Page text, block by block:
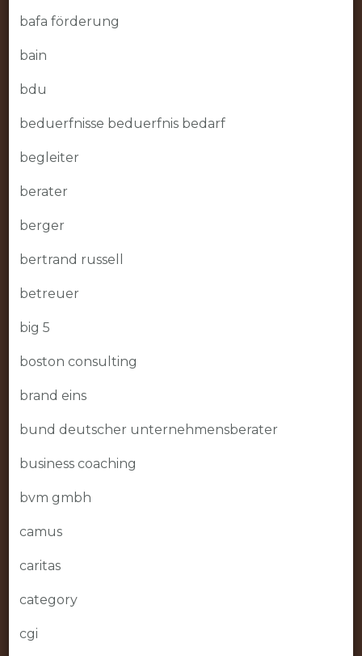
bafa förderung
bain
bdu
beduerfnisse beduerfnis bedarf
begleiter
berater
berger
bertrand russell
betreuer
big 5
boston consulting
brand eins
bund deutscher unternehmensberater
business coaching
bvm gmbh
camus
caritas
category
cgi